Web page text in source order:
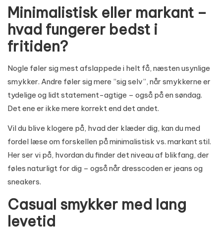
Minimalistisk eller markant –
hvad fungerer bedst i
fritiden?
Nogle føler sig mest afslappede i helt få, næsten usynlige
smykker. Andre føler sig mere ”sig selv”, når smykkerne er
tydelige og lidt statement-agtige – også på en søndag.
Det ene er ikke mere korrekt end det andet.
Vil du blive klogere på, hvad der klæder dig, kan du med
fordel læse om forskellen påminimalistisk vs. markant stil.
Her ser vi på, hvordan du finder det niveau af blikfang, der
føles naturligt for dig – også når dresscoden er jeans og
sneakers.
Casual smykker med lang
levetid